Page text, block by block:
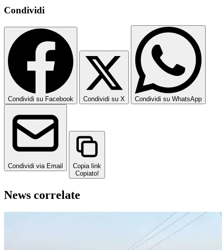
Condividi
Condividi su Facebook Condividi su X Condividi su WhatsApp
Condividi via Email
Copia link
Copiato!
News correlate